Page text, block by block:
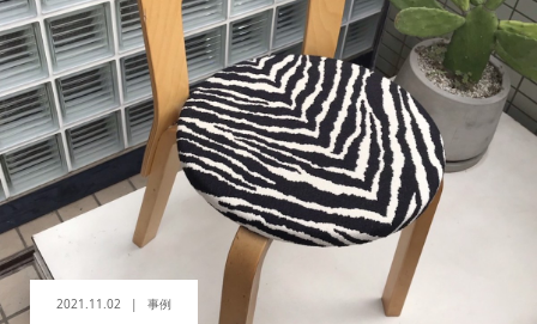
2021.11.02 事例